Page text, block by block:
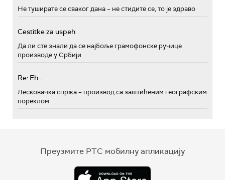
Не туширате се сваког дана – не стидите се, то је здраво
Cestitke za uspeh
Да ли сте знали да се најбоље грамофонске ручице
производе у Србији
Re: Eh...
Лесковачка спржа – производ са заштићеним географским
пореклом
Преузмите РТС мобилну апликацију